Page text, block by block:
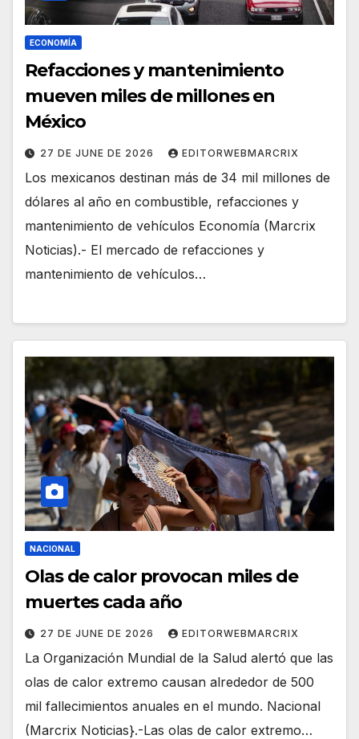
ECONOMÍA
Refacciones y mantenimiento
mueven miles de millones en
México
27 DE JUNE DE 2026 EDITORWEBMARCRIX
Los mexicanos destinan más de 34 mil millones de
dólares al año en combustible, refacciones y
mantenimiento de vehículos Economía (Marcrix
Noticias).- El mercado de refacciones y
mantenimiento de vehículos…
NACIONAL
Olas de calor provocan miles de
muertes cada año
27 DE JUNE DE 2026 EDITORWEBMARCRIX
La Organización Mundial de la Salud alertó que las
olas de calor extremo causan alrededor de 500
mil fallecimientos anuales en el mundo. Nacional
(Marcrix Noticias}.-Las olas de calor extremo…